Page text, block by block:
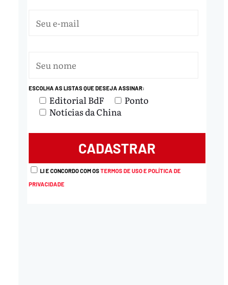
ESCOLHA AS LISTAS QUE DESEJA ASSINAR:
Editorial BdF
Ponto
Notícias da China
LI E CONCORDO COM OSTERMOS DE USO E POLÍTICA DE
PRIVACIDADE